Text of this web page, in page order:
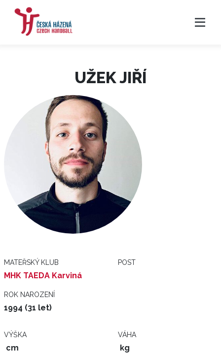
UŽEK JIŘÍ
MATEŘSKÝ KLUB
MHK TAEDA Karviná
POST
ROK NAROZENÍ
1994 (31 let)
VÝŠKA
cm
VÁHA
kg